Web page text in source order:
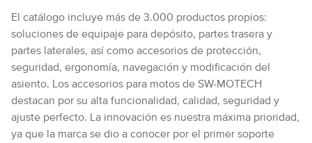
El catálogo incluye más de 3.000 productos propios:
soluciones de equipaje para depósito, partes trasera y
partes laterales, así como accesorios de protección,
seguridad, ergonomía, navegación y modificación del
asiento. Los accesorios para motos de SW-MOTECH
destacan por su alta funcionalidad, calidad, seguridad y
ajuste perfecto. La innovación es nuestra máxima prioridad,
ya que la marca se dio a conocer por el primer soporte